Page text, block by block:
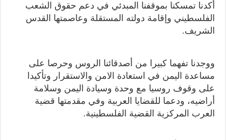
أكدنا تمسكنا بموقفنا المبدئي في دعم حقوق الشعب
الفلسطيني وإقامة دولته المستقلة وعاصمتها القدس
الشريف.
ووجدنا تفهما كبيرا من أصدقائنا الروس وحرصا على
مساعدة اليمن في استعادة الامن والاستقرار وتأكيدا
على وقوف روسيا مع وحدة وسيادة اليمن وسلامة
أراضيه، ودعما للقضايا العربية وفي مقدمتها قضية
العرب المركزية القضية الفلسطينية.